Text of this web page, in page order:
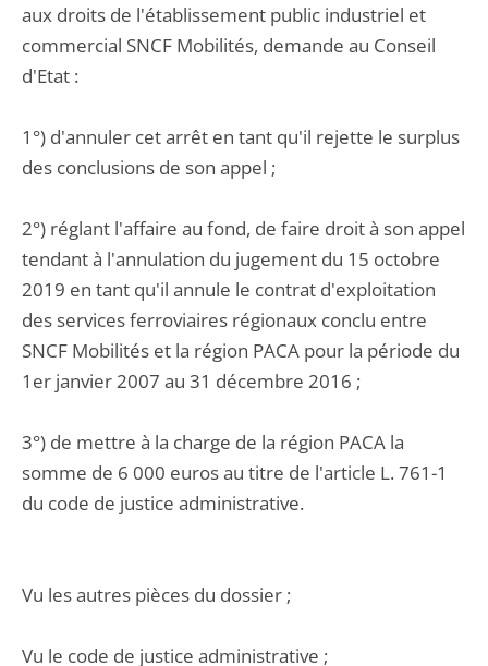
aux droits de l'établissement public industriel et
commercial SNCF Mobilités, demande au Conseil
d'Etat :
1°) d'annuler cet arrêt en tant qu'il rejette le surplus
des conclusions de son appel ;
2°) réglant l'affaire au fond, de faire droit à son appel
tendant à l'annulation du jugement du 15 octobre
2019 en tant qu'il annule le contrat d'exploitation
des services ferroviaires régionaux conclu entre
SNCF Mobilités et la région PACA pour la période du
1er janvier 2007 au 31 décembre 2016 ;
3°) de mettre à la charge de la région PACA la
somme de 6 000 euros au titre de l'article L. 761-1
du code de justice administrative.
Vu les autres pièces du dossier ;
Vu le code de justice administrative ;